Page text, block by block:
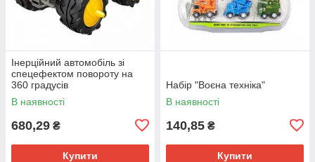
Інерційний автомобіль зі
спецефектом повороту на
360 градусів
В наявності
680,29 ₴
Купити
Набір "Воєна техніка"
В наявності
140,85 ₴
Купити